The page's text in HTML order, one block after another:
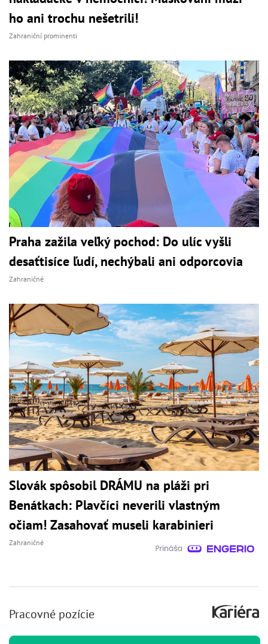
ho ani trochu nešetrili!
Zahraniční prominenti
Praha zažila veľký pochod: Do ulíc vyšli
desaťtisíce ľudí, nechýbali ani odporcovia
Zahraničné
Slovák spôsobil DRÁMU na pláži pri
Benátkach: Plavčíci neverili vlastným
očiam! Zasahovať museli karabinieri
Zahraničné
Pracovné pozície